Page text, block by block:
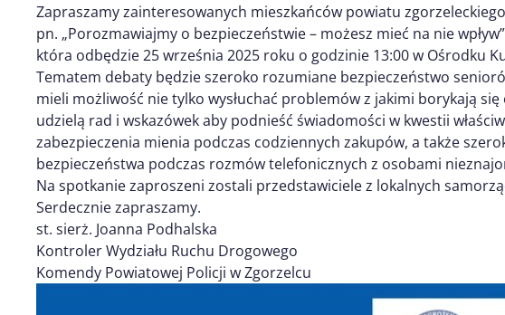
Zapraszamy zainteresowanych mieszkańców powiatu
pn. „Porozmawiajmy o bezpieczeństwie – możesz mieć na nie
która odbędzie 25 września 2025 roku o godzinie 13:00 w Ośrodku
Tematem debaty będzie szeroko rozumiane bezpieczeństwo
mieli możliwość nie tylko wysłuchać problemów z jakimi borykają
udzielą rad i wskazówek aby podnieść świadomości w kwestii
zabezpieczenia mienia podczas codziennych zakupów, a także
bezpieczeństwa podczas rozmów telefonicznych z osobami
Na spotkanie zaproszeni zostali przedstawiciele z lokalnych
Serdecznie zapraszamy.
st. sierż. Joanna Podhalska
Kontroler Wydziału Ruchu Drogowego
Komendy Powiatowej Policji w Zgorzelcu